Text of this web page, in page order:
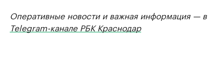
Оперативные новости и важная информация — в
Telegram-канале РБК Краснодар